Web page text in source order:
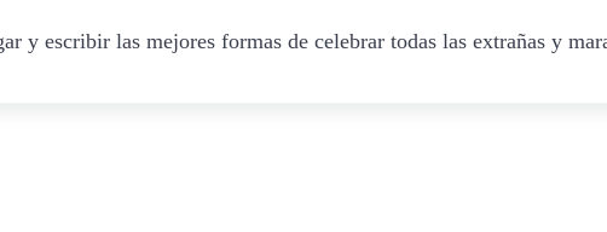
y escribir las mejores formas de celebrar todas las extrañas y